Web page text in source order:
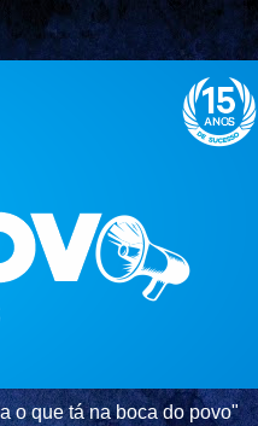
o que tá na boca do povo"